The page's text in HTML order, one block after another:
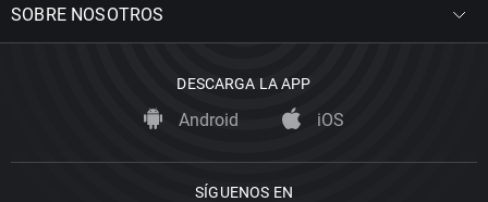
SOBRE NOSOTROS
DESCARGA LA APP
Android iOS
SÍGUENOS EN